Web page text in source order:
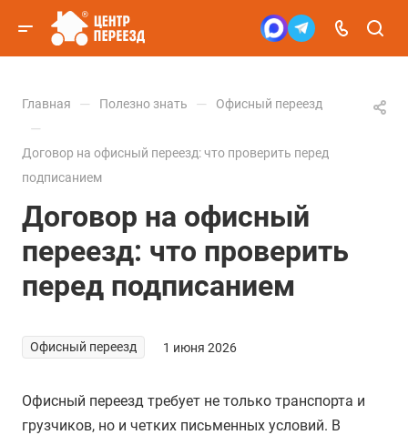
Главная — Полезно знать — Офисный переезд
—
Договор на офисный переезд: что проверить перед
подписанием
Договор на офисный
переезд: что проверить
перед подписанием
Офисный переезд 1 июня 2026
Офисный переезд требует не только транспорта и
грузчиков, но и четких письменных условий. В